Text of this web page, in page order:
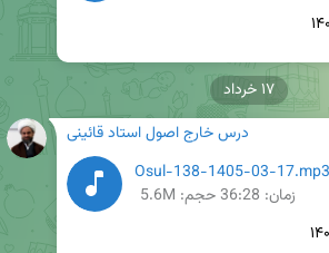
درس خارج اصول استاد قائینی
زمان: 36:28 حجم: 5.6M
۱۷ خرداد